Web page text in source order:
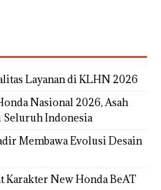
Layanan di KLHN 2026
Nasional 2026, Asah
Seluruh Indonesia
Membawa Evolusi Desain
Karakter New Honda BeAT